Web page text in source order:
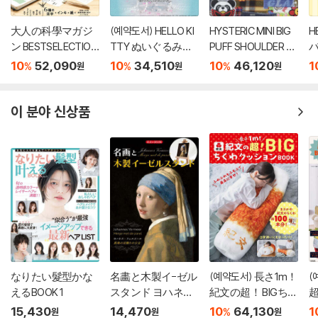
大人の科學マガジ
ン BESTSELECTION
07 小さな活版印刷
10% 52,090원
(예약도서) HELLO KI
TTY ぬいぐるみチ
ャ-ムBOOK shell pe
10% 34,510원
HYSTERIC MINI BIG
PUFF SHOULDER B
AG BOOK
10% 46,120원
이 분야 신상품
なりたい髮型かな
えるBOOK 1
15,430원
名畵と木製イ-ゼル
スタンド ヨハネス.
フ
14,470원
(예약도서) 長さ1m！
紀文の超！ BIGちく
わクッションBOOK
10% 64,130원
(